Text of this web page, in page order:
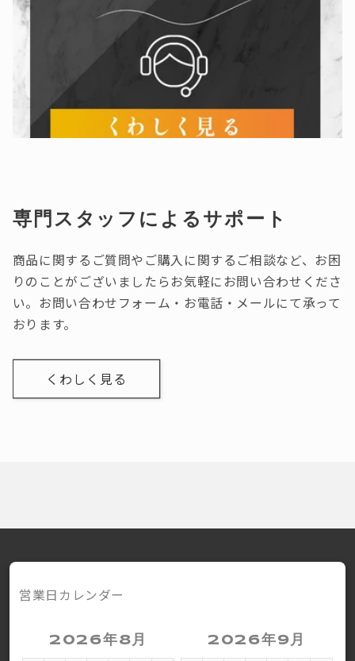
専門スタッフによるサポート
商品に関するご質問やご購入に関するご相談など、お困
りのことがございましたらお気軽にお問い合わせくださ
い。お問い合わせフォーム・お電話・メールにて承って
おります。
くわしく見る
営業日カレンダー
2026年8月 2026年9月